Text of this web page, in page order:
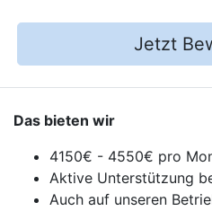
Jetzt
Das bieten wir
4150€ - 4550€ pro
Aktive Unterstützung
Auch auf unseren